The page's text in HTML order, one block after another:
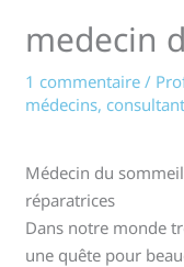
medecin
1 commentaire /
médecins,
Médecin du
réparatrices
Dans notre monde
une quête pour